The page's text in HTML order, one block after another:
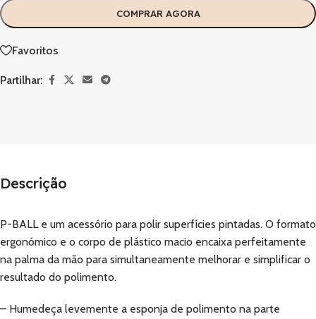
COMPRAR AGORA
Favoritos
Partilhar:
Descrição
P-BALL e um acessório para polir superfícies pintadas. O formato
ergonómico e o corpo de plástico macio encaixa perfeitamente
na palma da mão para simultaneamente melhorar e simplificar o
resultado do polimento.
– Humedeça levemente a esponja de polimento na parte